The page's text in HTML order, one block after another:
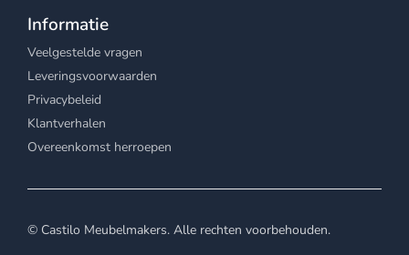
Informatie
Veelgestelde vragen
Leveringsvoorwaarden
Privacybeleid
Klantverhalen
Overeenkomst herroepen
© Castilo Meubelmakers. Alle rechten voorbehouden.